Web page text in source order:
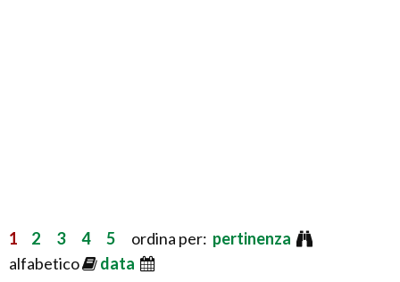
1 2 3 4 5 ordina per: pertinenza
alfabetico
data